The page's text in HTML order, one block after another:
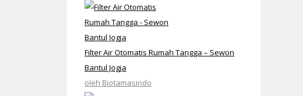
Filter Air Otomatis Rumah Tangga – Sewon
Bantul Jogja
oleh Biotamasindo